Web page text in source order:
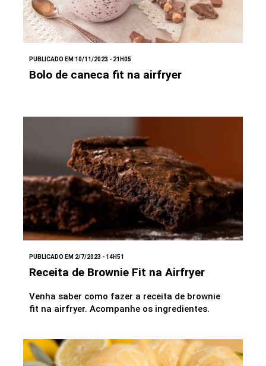
PUBLICADO EM 10/11/2023 - 21H05
Bolo de caneca fit na airfryer
PUBLICADO EM 2/7/2023 - 14H51
Receita de Brownie Fit na Airfryer
Venha saber como fazer a receita de brownie
fit na airfryer. Acompanhe os ingredientes.